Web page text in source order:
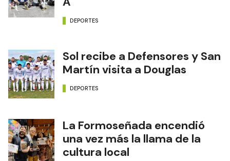
DEPORTES
Sol recibe a Defensores y San
Martín visita a Douglas
DEPORTES
La Formoseñada encendió
una vez más la llama de la
cultura local